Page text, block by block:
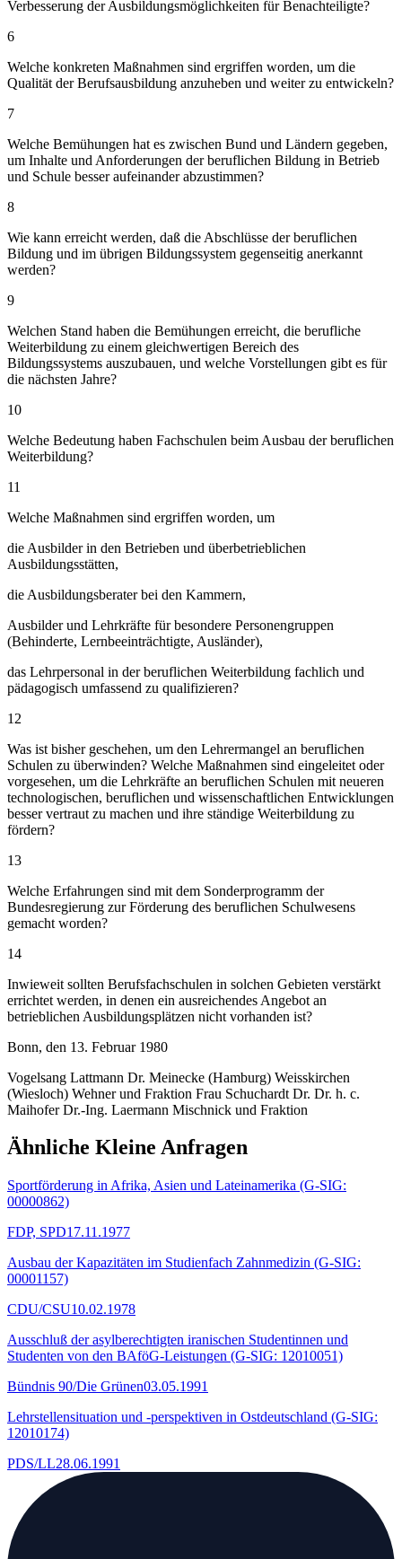
Verbesserung der Ausbildungsmöglichkeiten für Benachteiligte?
6
Welche konkreten Maßnahmen sind ergriffen worden, um die
Qualität der Berufsausbildung anzuheben und weiter zu entwickeln?
7
Welche Bemühungen hat es zwischen Bund und Ländern gegeben,
um Inhalte und Anforderungen der beruflichen Bildung in Betrieb
und Schule besser aufeinander abzustimmen?
8
Wie kann erreicht werden, daß die Abschlüsse der beruflichen
Bildung und im übrigen Bildungssystem gegenseitig anerkannt
werden?
9
Welchen Stand haben die Bemühungen erreicht, die berufliche
Weiterbildung zu einem gleichwertigen Bereich des
Bildungssystems auszubauen, und welche Vorstellungen gibt es für
die nächsten Jahre?
10
Welche Bedeutung haben Fachschulen beim Ausbau der beruflichen
Weiterbildung?
11
Welche Maßnahmen sind ergriffen worden, um
die Ausbilder in den Betrieben und überbetrieblichen
Ausbildungsstätten,
die Ausbildungsberater bei den Kammern,
Ausbilder und Lehrkräfte für besondere Personengruppen
(Behinderte, Lernbeeinträchtigte, Ausländer),
das Lehrpersonal in der beruflichen Weiterbildung fachlich und
pädagogisch umfassend zu qualifizieren?
12
Was ist bisher geschehen, um den Lehrermangel an beruflichen
Schulen zu überwinden? Welche Maßnahmen sind eingeleitet oder
vorgesehen, um die Lehrkräfte an beruflichen Schulen mit neueren
technologischen, beruflichen und wissenschaftlichen Entwicklungen
besser vertraut zu machen und ihre ständige Weiterbildung zu
fördern?
13
Welche Erfahrungen sind mit dem Sonderprogramm der
Bundesregierung zur Förderung des beruflichen Schulwesens
gemacht worden?
14
Inwieweit sollten Berufsfachschulen in solchen Gebieten verstärkt
errichtet werden, in denen ein ausreichendes Angebot an
betrieblichen Ausbildungsplätzen nicht vorhanden ist?
Bonn, den 13. Februar 1980
Vogelsang Lattmann Dr. Meinecke (Hamburg) Weisskirchen
(Wiesloch) Wehner und Fraktion Frau Schuchardt Dr. Dr. h. c.
Maihofer Dr.-Ing. Laermann Mischnick und Fraktion
Ähnliche Kleine Anfragen
Sportförderung in Afrika, Asien und Lateinamerika (G-SIG:
00000862)
FDP, SPD17.11.1977
Ausbau der Kapazitäten im Studienfach Zahnmedizin (G-SIG:
00001157)
CDU/CSU10.02.1978
Ausschluß der asylberechtigten iranischen Studentinnen und
Studenten von den BAföG-Leistungen (G-SIG: 12010051)
Bündnis 90/Die Grünen03.05.1991
Lehrstellensituation und -perspektiven in Ostdeutschland (G-SIG:
12010174)
PDS/LL28.06.1991